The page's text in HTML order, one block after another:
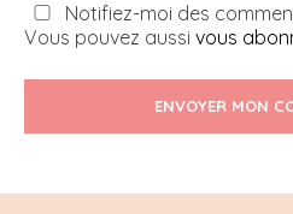
Notifiez-moi des
Vous pouvez aussi vous
ENVOYER MON